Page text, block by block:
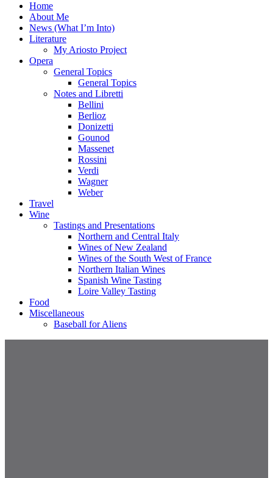
Home
About Me
News (What I’m Into)
Literature
My Ariosto Project
Opera
General Topics
General Topics
Notes and Libretti
Bellini
Berlioz
Donizetti
Gounod
Massenet
Rossini
Verdi
Wagner
Weber
Travel
Wine
Tastings and Presentations
Northern and Central Italy
Wines of New Zealand
Wines of the South West of France
Northern Italian Wines
Spanish Wine Tasting
Loire Valley Tasting
Food
Miscellaneous
Baseball for Aliens